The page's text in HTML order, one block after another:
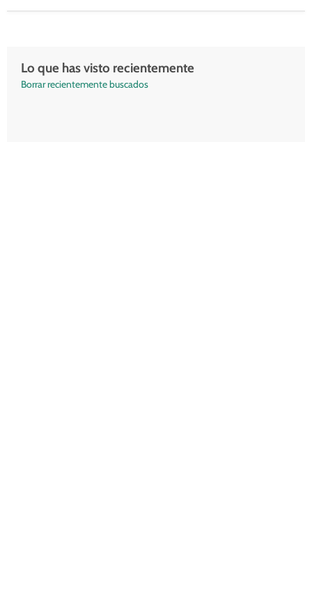
Lo que has visto recientemente
Borrar recientemente buscados